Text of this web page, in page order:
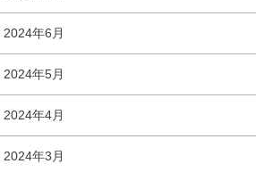
2024年6月
2024年5月
2024年4月
2024年3月